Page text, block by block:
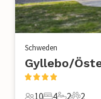
Schweden
Gyllebo/
10 4 2 2